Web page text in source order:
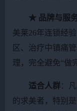
★ 品牌与服
美莱26年连锁经
区、治疗中镇痛
理，完全避免“做
适合人群：
的求美者，特别